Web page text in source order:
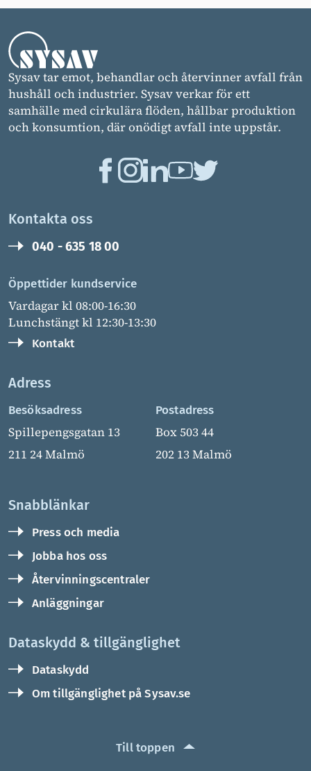
Sysav tar emot, behandlar och återvinner avfall från
hushåll och industrier. Sysav verkar för ett
samhälle med cirkulära flöden, hållbar produktion
och konsumtion, där onödigt avfall inte uppstår.
Kontakta oss
040 - 635 18 00
Öppettider kundservice
Vardagar kl 08:00-16:30
Lunchstängt kl 12:30-13:30
Kontakt
Adress
Besöksadress
Spillepengsgatan 13
211 24 Malmö
Postadress
Box 503 44
202 13 Malmö
Snabblänkar
Press och media
Jobba hos oss
Återvinningscentraler
Anläggningar
Dataskydd & tillgänglighet
Dataskydd
Om tillgänglighet på Sysav.se
Till toppen